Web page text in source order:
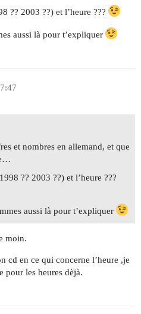
?? 2003 ??) et l’heure ???
aussi là pour t’expliquer
et nombres en allemand, et que
?? 2003 ??) et l’heure ???
aussi là pour t’expliquer
moin.
cd en ce qui concerne l’heure ,je
pour les heures dèjà.